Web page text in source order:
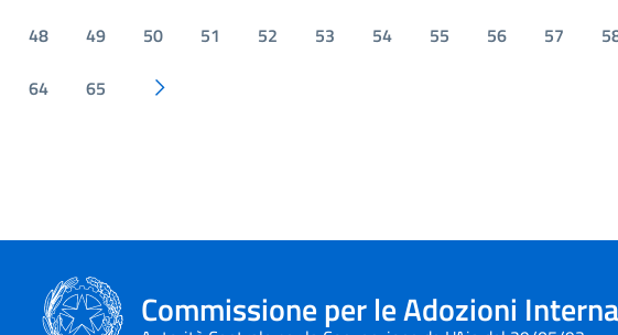
48
49 50 51 52 53 54 55 56 57
64
65 Pagina successiva
Commissione per le Adozioni